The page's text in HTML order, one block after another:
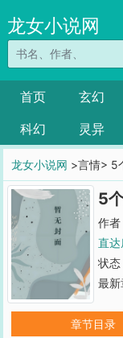
龙女小说网
首页 玄幻
科幻
灵异
龙女小说网 >言情> 5
5
作者
直达
状态
最新
章节目录